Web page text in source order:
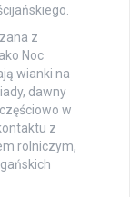
z
Noc
wianki na
dawny
w
z
rolniczym,